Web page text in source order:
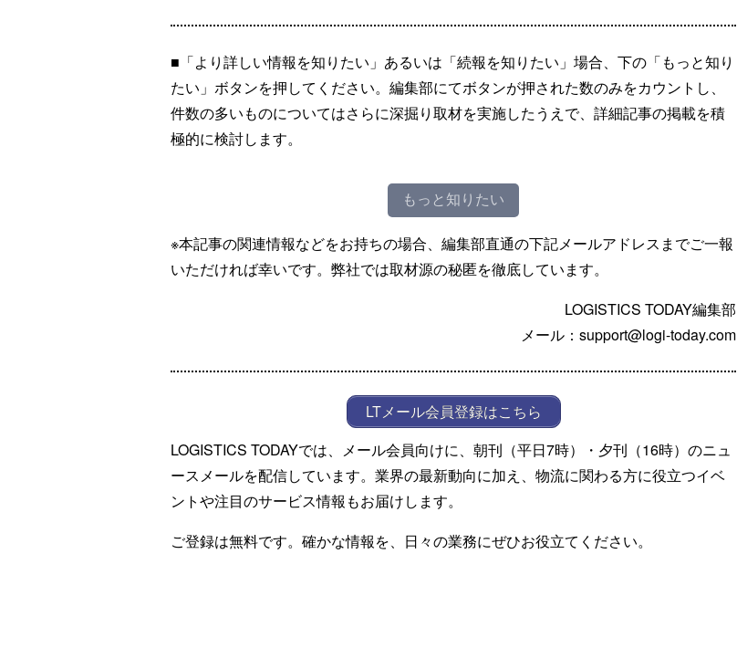
■「より詳しい情報を知りたい」あるいは「続報を知りたい」場合、下の「もっと知り
たい」ボタンを押してください。編集部にてボタンが押された数のみをカウントし、
件数の多いものについてはさらに深掘り取材を実施したうえで、詳細記事の掲載を積
極的に検討します。
もっと知りたい
※本記事の関連情報などをお持ちの場合、編集部直通の下記メールアドレスまでご一報
いただければ幸いです。弊社では取材源の秘匿を徹底しています。
LOGISTICS TODAY編集部
メール：support@logi-today.com
LTメール会員登録はこちら
LOGISTICS TODAYでは、メール会員向けに、朝刊（平日7時）・夕刊（16時）のニュ
ースメールを配信しています。業界の最新動向に加え、物流に関わる方に役立つイベ
ントや注目のサービス情報もお届けします。
ご登録は無料です。確かな情報を、日々の業務にぜひお役立てください。